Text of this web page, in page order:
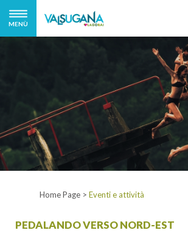
MENÙ
Home Page > Eventi e attività
PEDALANDO VERSO NORD-EST